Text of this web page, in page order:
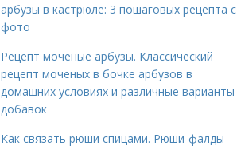
арбузы в кастрюле: 3 пошаговых рецепта с
фото
Рецепт моченые арбузы. Классический
рецепт моченых в бочке арбузов в
домашних условиях и различные варианты
добавок
Как связать рюши спицами. Рюши-фалды